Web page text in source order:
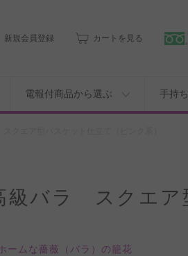
新規会員登録 カートを見る
電報付商品から選ぶ 手持
バラ スクエア
ームな薔薇（バラ）の籠花